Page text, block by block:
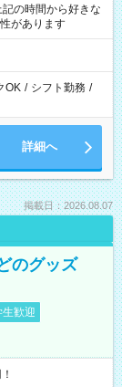
があります
OK / シフト勤務 /
詳細へ
掲載日：2026.08.07
のグッズ
生歓迎